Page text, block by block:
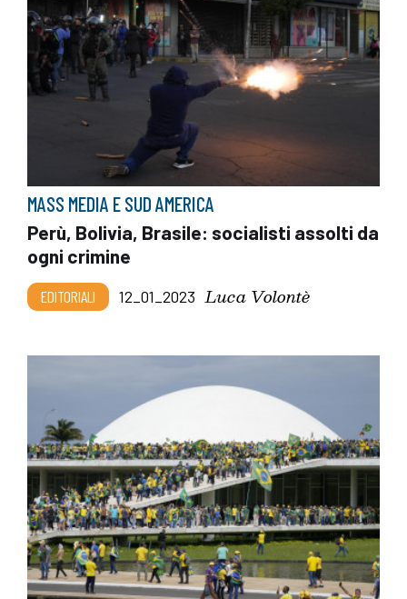
MASS MEDIA E SUD AMERICA
Perù, Bolivia, Brasile: socialisti assolti da
ogni crimine
EDITORIALI 12_01_2023 Luca Volontè